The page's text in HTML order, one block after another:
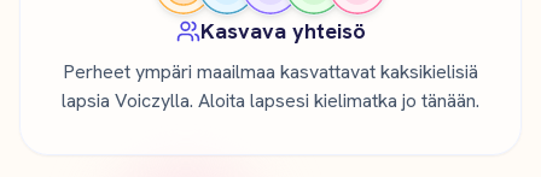
Kasvava yhteisö
Perheet ympäri maailmaa kasvattavat kaksikielisiä
lapsia Voiczylla. Aloita lapsesi kielimatka jo tänään.